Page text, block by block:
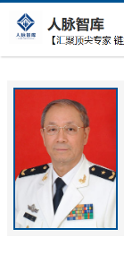
{$mheadqian}